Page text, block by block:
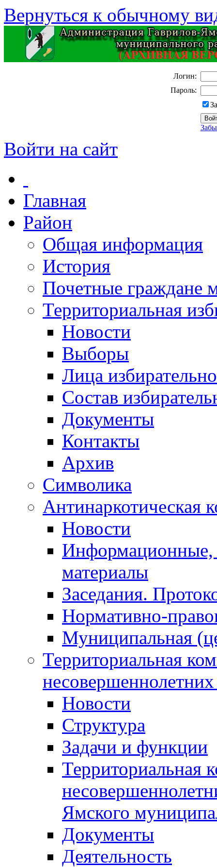
Вернуться к обычному
Логин:
Пароль:
Войти на сайт
Главная
Район
Общая информация
История
Почетные граждане
Территориальная
Новости
Выборы
Лица
Состав
Документы
Контакты
Архив
Символика
Антинаркотическая
Новости
Информационные,
материалы
Заседания.
Нормативно-
Муниципальная
Территориальная
Новости
Структура
Задачи и функции
Территориальная
Ямского
Документы
Деятельность